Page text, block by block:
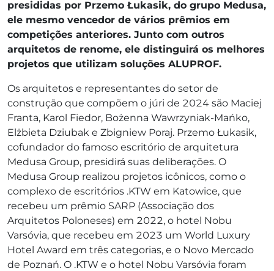
presididas por Przemo Łukasik, do grupo Medusa,
ele mesmo vencedor de vários prêmios em
competições anteriores. Junto com outros
arquitetos de renome, ele distinguirá os melhores
projetos que utilizam soluções ALUPROF.
Os arquitetos e representantes do setor de
construção que compõem o júri de 2024 são Maciej
Franta, Karol Fiedor, Bożenna Wawrzyniak-Mańko,
Elżbieta Dziubak e Zbigniew Poraj. Przemo Łukasik,
cofundador do famoso escritório de arquitetura
Medusa Group, presidirá suas deliberações. O
Medusa Group realizou projetos icônicos, como o
complexo de escritórios .KTW em Katowice, que
recebeu um prêmio SARP (Associação dos
Arquitetos Poloneses) em 2022, o hotel Nobu
Varsóvia, que recebeu em 2023 um World Luxury
Hotel Award em três categorias, e o Novo Mercado
de Poznań. O .KTW e o hotel Nobu Varsóvia foram